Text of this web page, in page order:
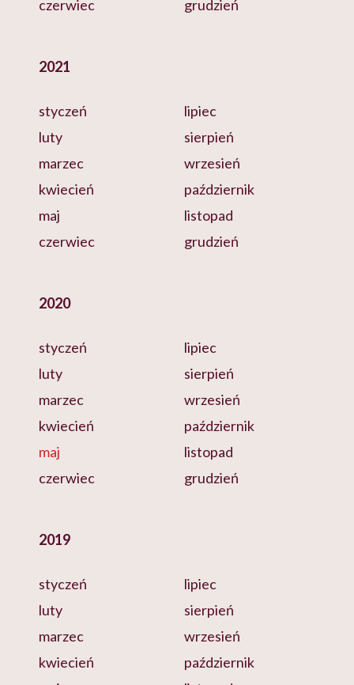
czerwiec
grudzień
2021
styczeń
luty
marzec
kwiecień
maj
czerwiec
lipiec
sierpień
wrzesień
październik
listopad
grudzień
2020
styczeń
luty
marzec
kwiecień
maj
czerwiec
lipiec
sierpień
wrzesień
październik
listopad
grudzień
2019
styczeń
luty
marzec
kwiecień
lipiec
sierpień
wrzesień
październik